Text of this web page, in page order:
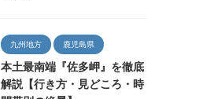
九州地方 鹿児島県
本土最南端『佐多岬』を徹底
解説【行き方・見どころ・時